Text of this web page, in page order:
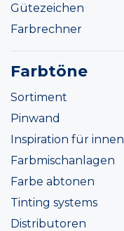
Gütezeichen
Farbrechner
Farbtöne
Sortiment
Pinwand
Inspiration für innen
Farbmischanlagen
Farbe abtonen
Tinting systems
Distributoren